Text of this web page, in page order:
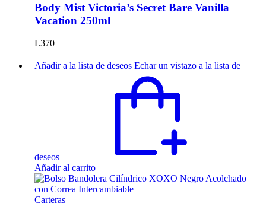
Body Mist Victoria’s Secret Bare Vanilla
Vacation 250ml
L370
Añadir a la lista de deseos Echar un vistazo a la lista de
deseos
Añadir al carrito
Carteras